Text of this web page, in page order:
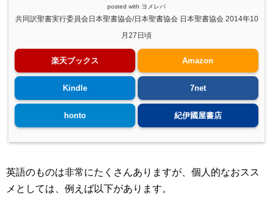
posted with ヨメレバ
共同訳聖書実行委員会日本聖書協会/日本聖書協会 日本聖書協会 2014年10
月27日頃
楽天ブックス Amazon
Kindle 7net
honto 紀伊國屋書店
英語のものは非常にたくさんありますが、個人的なおスス
メとしては、例えば以下があります。